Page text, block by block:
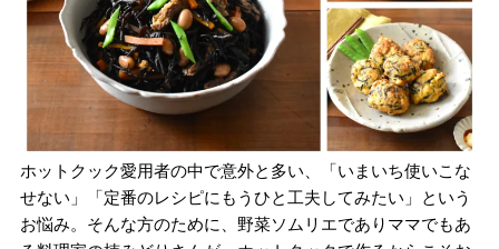
ホットクック愛用者の中で意外と多い、「いまいち使いこな
せない」「定番のレシピにもうひと工夫してみたい」という
お悩み。そんな方のために、野菜ソムリエでありママでもあ